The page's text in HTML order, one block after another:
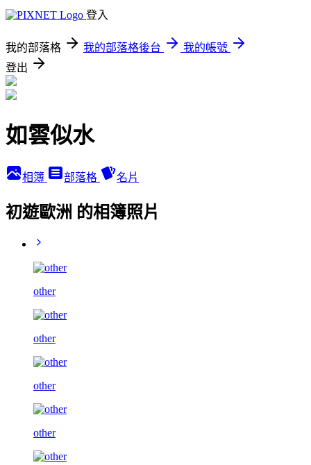
登入
我的部落格 我的部落格後台
我的帳號
登出
如雲似水
相簿 部落格 名片
初遊歐洲 的相簿照片
other
other
other
other